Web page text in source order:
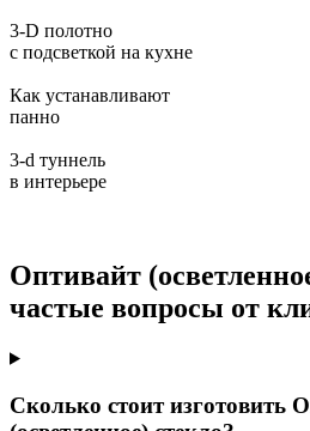
3-D полотно
с подсветкой на кухне
Как устанавливают
панно
3-d туннель
в интерьере
Оптивайт
частые вопросы от
Сколько стоит изготовить